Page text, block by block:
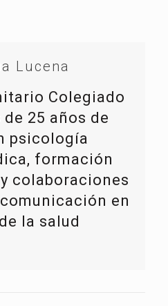
Lucena
Colegiado
de 25 años de
psicología
formación
colaboraciones
en
la salud